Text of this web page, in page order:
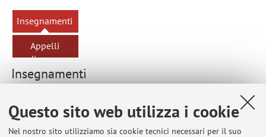
Questo sito web utilizza i cookie
Nel nostro sito utilizziamo sia cookie tecnici necessari per il suo
Insegnamenti
Appelli
d'esame
Insegnamenti